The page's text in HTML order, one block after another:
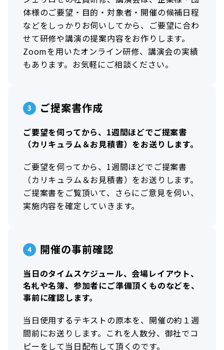
体様のご要望・目的・対象者・開催の候補日程
などをしっかりお伺いしてから、ご要望に合わ
せて研修や講演の提案内容をお作りします。
Zoomを用いたオンライン研修、講演会の実績
もあります。お気軽にご相談ください。
ご提案書作成
ご要望を伺ってから、1週間ほどでご提案書
（カリキュラム＆お見積書）をお送りします。
ご要望を伺ってから、1週間ほどでご提案書
（カリキュラム＆お見積書）をお送りします。
ご提案書をご覧頂いて、さらにご意見を伺い、
実施内容を確定していきます。
開催の事前確認
当日のタイムスケジュール、会場レイアウト、
名札や名簿、参加者にご準備頂くものなどを、
事前に確認します。
当日使用するテキストの原本を、開催の約１週
間前にお送りします。これを人数分、御社でコ
ピーをして当日配布して頂くのです。